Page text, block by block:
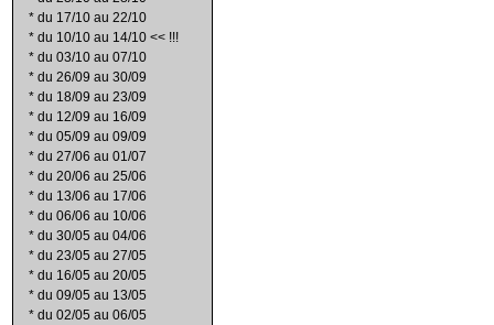
* du 17/10 au 22/10
* du 10/10 au 14/10 << !!!
* du 03/10 au 07/10
* du 26/09 au 30/09
* du 18/09 au 23/09
* du 12/09 au 16/09
* du 05/09 au 09/09
* du 27/06 au 01/07
* du 20/06 au 25/06
* du 13/06 au 17/06
* du 06/06 au 10/06
* du 30/05 au 04/06
* du 23/05 au 27/05
* du 16/05 au 20/05
* du 09/05 au 13/05
* du 02/05 au 06/05